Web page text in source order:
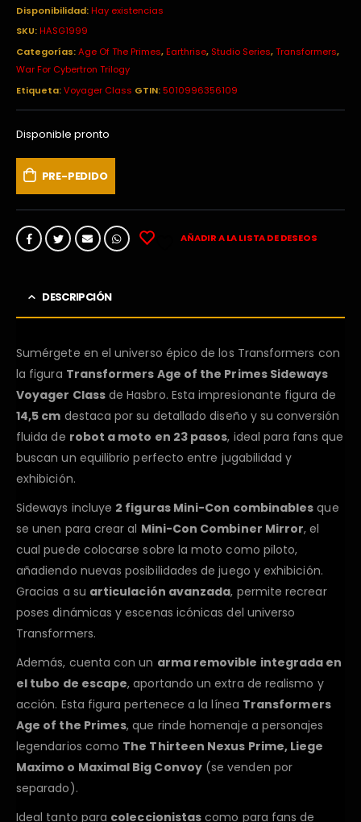
Disponibilidad:Hay existencias
SKU:HASG1999
Categorías:Age Of The Primes,Earthrise, Studio Series,Transformers,
War For Cybertron Trilogy
Etiqueta:Voyager Class GTIN:5010996356109
Disponible pronto
PRE-PEDIDO
AÑADIR A LA LISTA DE DESEOS
DESCRIPCIÓN
Sumérgete en el universo épico de los Transformers con
la figura Transformers Age of the Primes Sideways
Voyager Classde Hasbro. Esta impresionante figura de
14,5 cm destaca por su detallado diseño y su conversión
fluida de robot a moto en 23 pasos, ideal para fans que
buscan un equilibrio perfecto entre jugabilidad y
exhibición.
Sideways incluye 2 figuras Mini-Con combinables que
se unen para crear al Mini-Con Combiner Mirror, el
cual puede colocarse sobre la moto como piloto,
añadiendo nuevas posibilidades de juego y exhibición.
Gracias a su articulación avanzada, permite recrear
poses dinámicas y escenas icónicas del universo
Transformers.
Además, cuenta con un arma removible integrada en
el tubo de escape, aportando un extra de realismo y
acción. Esta figura pertenece a la línea Transformers
Age of the Primes, que rinde homenaje a personajes
legendarios como The Thirteen Nexus Prime, Liege
Maximo o Maximal Big Convoy(se venden por
separado).
Ideal tanto para coleccionistas como para fans de